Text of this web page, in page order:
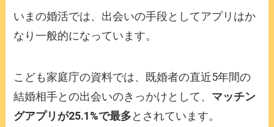
いまの婚活では、出会いの手段としてアプリはか
なり一般的になっています。
こども家庭庁の資料では、既婚者の直近5年間の
結婚相手との出会いのきっかけとして、 マッチン
グアプリが25.1%で最多とされています。